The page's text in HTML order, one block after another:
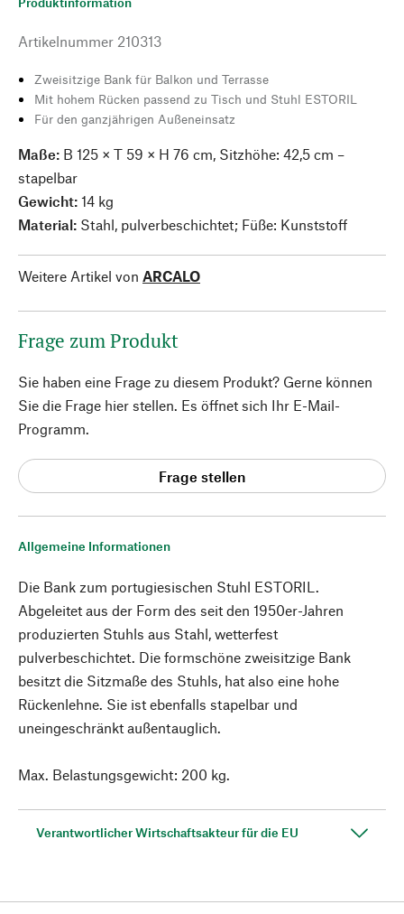
Allgemeine Informationen
Die Bank zum portugiesischen Stuhl ESTORIL.
Abgeleitet aus der Form des seit den 1950er-Jahren
produzierten Stuhls aus Stahl, wetterfest
pulverbeschichtet. Die formschöne zweisitzige Bank
besitzt die Sitzmaße des Stuhls, hat also eine hohe
Rückenlehne. Sie ist ebenfalls stapelbar und
uneingeschränkt außentauglich.
Max. Belastungsgewicht: 200 kg.
Verantwortlicher Wirtschaftsakteur für die EU
Artikelnummer 210313
Zweisitzige Bank für Balkon und Terrasse
Mit hohem Rücken passend zu Tisch und Stuhl ESTORIL
Für den ganzjährigen Außeneinsatz
Maße: B 125 × T 59 × H 76 cm, Sitzhöhe: 42,5 cm –
stapelbar
Gewicht: 14 kg
Material: Stahl, pulverbeschichtet; Füße: Kunststoff
Weitere Artikel von ARCALO
Frage zum Produkt
Sie haben eine Frage zu diesem Produkt? Gerne können
Sie die Frage hier stellen. Es öffnet sich Ihr E-Mail-
Programm.
Frage stellen